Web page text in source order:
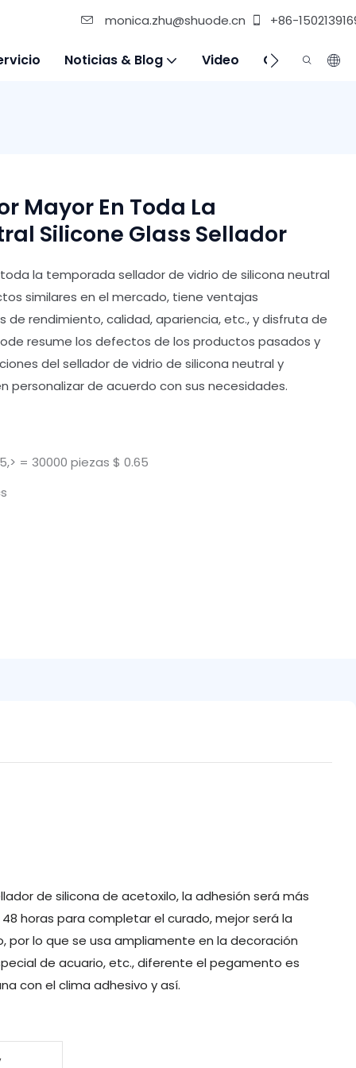
monica.zhu@shuode.cn +86-
Noticias & Blog Video Contáctenos
Mayor En Toda La
Silicone Glass Sellador
la temporada sellador de vidrio de silicona neutral
similares en el mercado, tiene ventajas
rendimiento, calidad, apariencia, etc., y disfruta de
resume los defectos de los productos pasados y
del sellador de vidrio de silicona neutral y
de acuerdo con sus necesidades.
= 30000 piezas $ 0.65
de silicona de acetoxilo, la adhesión será más
horas para completar el curado, mejor será la
por lo que se usa ampliamente en la decoración
de acuario, etc., diferente el pegamento es
con el clima adhesivo y así.